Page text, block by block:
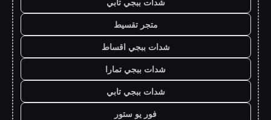
متجر تقسيط
شدات ببجي اقساط
شدات ببجي تمارا
شدات ببجي تابي
فور يو ستور